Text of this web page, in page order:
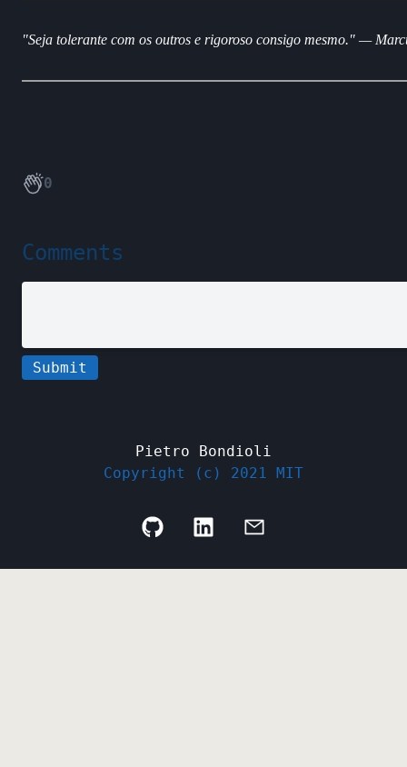
"Seja tolerante com os outros e rigoroso consigo mesmo." —
0
Comments
Submit
Pietro Bondioli
Copyright (c) 2021 MIT